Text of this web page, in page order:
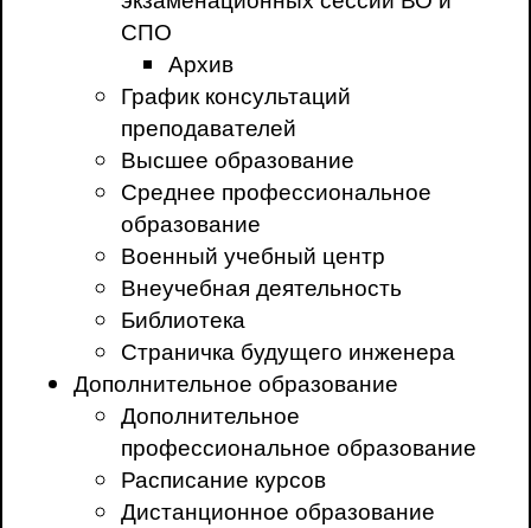
СПО
Архив
График консультаций
преподавателей
Высшее образование
Среднее профессиональное
образование
Военный учебный центр
Внеучебная деятельность
Библиотека
Страничка будущего инженера
Дополнительное образование
Дополнительное
профессиональное образование
Расписание курсов
Дистанционное образование